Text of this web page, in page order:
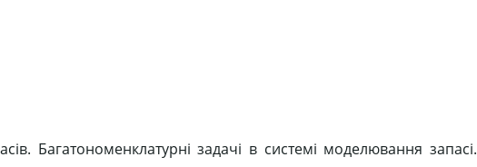
Багатономенклатурні задачі в системі моделювання запасі.